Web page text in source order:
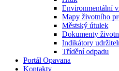
Environmentální
Mapy životního
Městský útulek
Dokumenty
Indikátory
Třídění odpadu
Portál Opavana
Kontakty